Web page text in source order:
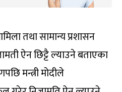
तथा सामान्य प्रशासन
ऐन छिट्टै ल्याउने बताएका
मन्त्री मोदीले